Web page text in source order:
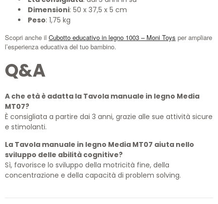
Dimensioni: 50 x 37,5 x 5 cm
Peso: 1,75 kg
Scopri anche il Cubotto educativo in legno 1003 – Moni Toys per ampliare
l’esperienza educativa del tuo bambino.
Q&A
A che età è adatta la Tavola manuale in legno Media
MT07?
È consigliata a partire dai 3 anni, grazie alle sue attività sicure
e stimolanti.
La Tavola manuale in legno Media MT07 aiuta nello
sviluppo delle abilità cognitive?
Sì, favorisce lo sviluppo della motricità fine, della
concentrazione e della capacità di problem solving.